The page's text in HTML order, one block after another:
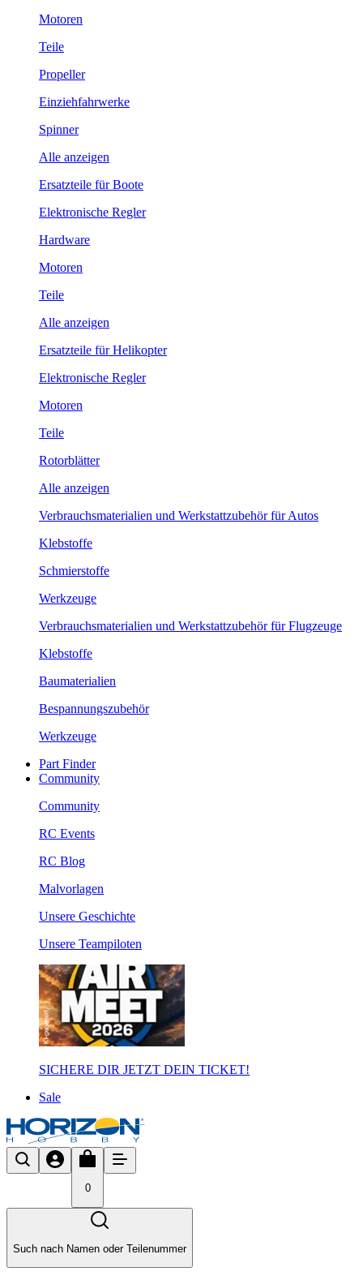
Motoren
Teile
Propeller
Einziehfahrwerke
Spinner
Alle anzeigen
Ersatzteile für Boote
Elektronische Regler
Hardware
Motoren
Teile
Alle anzeigen
Ersatzteile für Helikopter
Elektronische Regler
Motoren
Teile
Rotorblätter
Alle anzeigen
Verbrauchsmaterialien und Werkstattzubehör für Autos
Klebstoffe
Schmierstoffe
Werkzeuge
Verbrauchsmaterialien und Werkstattzubehör für Flugzeuge
Klebstoffe
Baumaterialien
Bespannungszubehör
Werkzeuge
Part Finder
Community
Community
RC Events
RC Blog
Malvorlagen
Unsere Geschichte
Unsere Teampiloten
SICHERE DIR JETZT DEIN TICKET!
Sale
0
Such nach Namen oder Teilenummer